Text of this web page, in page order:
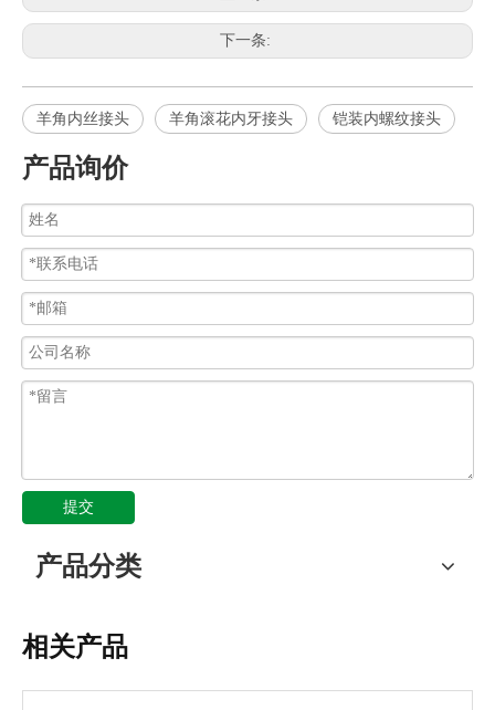
下一条:
羊角内丝接头 羊角滚花内牙接头 铠装内螺纹接头
产品询价
提交
产品分类
相关产品